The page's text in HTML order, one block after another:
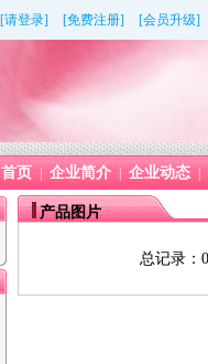
[请登录] [免费注册] [会员升级]
首页 企业简介 企业动态
产品图片
总记录：